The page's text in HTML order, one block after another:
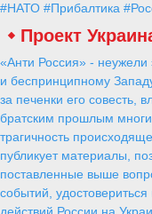
#НАТО #Прибалтика
Проект
«Анти Россия» - неужели
и беспринципному
за печенки его совесть,
братским прошлым
трагичность
публикует материалы,
поставленные выше
событий,